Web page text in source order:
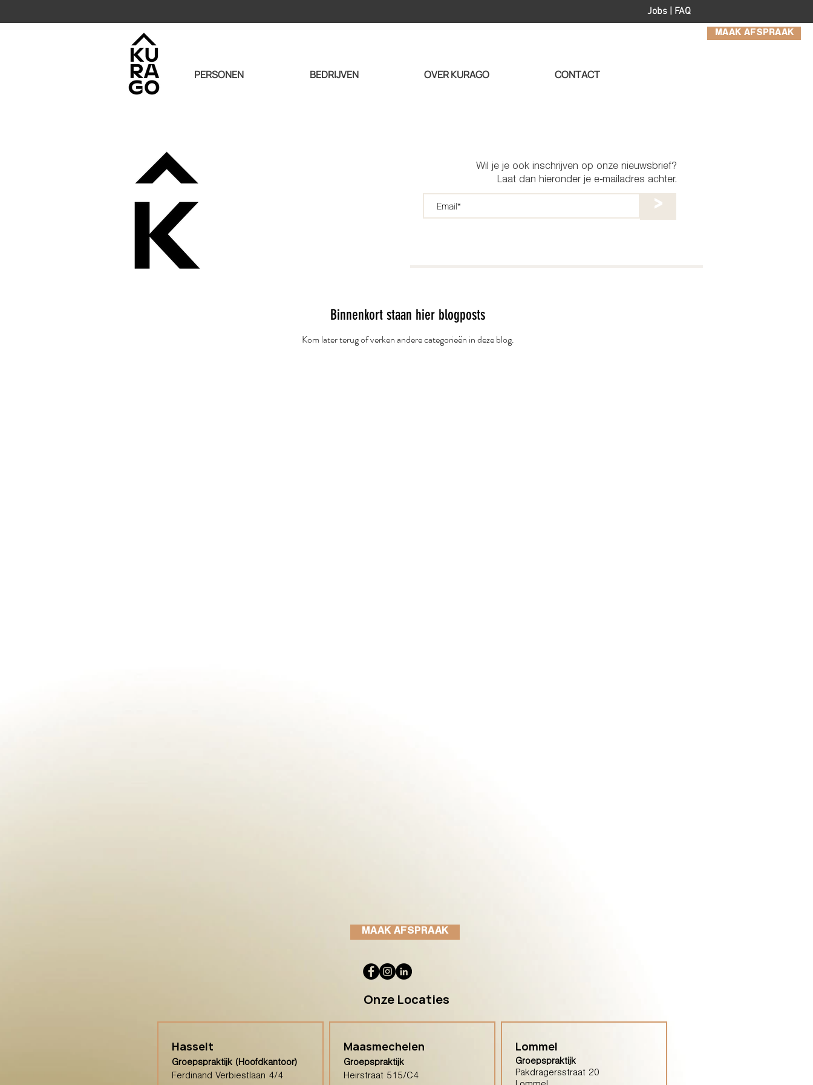
MAAK AFSPRAAK
Jobs | FAQ
PERSONEN BEDRIJVEN OVER KURAGO CONTACT
>
Wil je je ook inschrijven op onze nieuwsbrief?
Laat dan hieronder je e-mailadres achter.
Binnenkort staan hier blogposts
Kom later terug of verken andere categorieën in deze blog.
MAAK AFSPRAAK
Onze Locaties
Hasselt
Groepspraktijk (Hoofdkantoor)
Ferdinand Verbiestlaan 4/4
Maasmechelen
Groepspraktijk
Heirstraat 515/C4
Lommel
Groepspraktijk
Pakdragersstraat 20